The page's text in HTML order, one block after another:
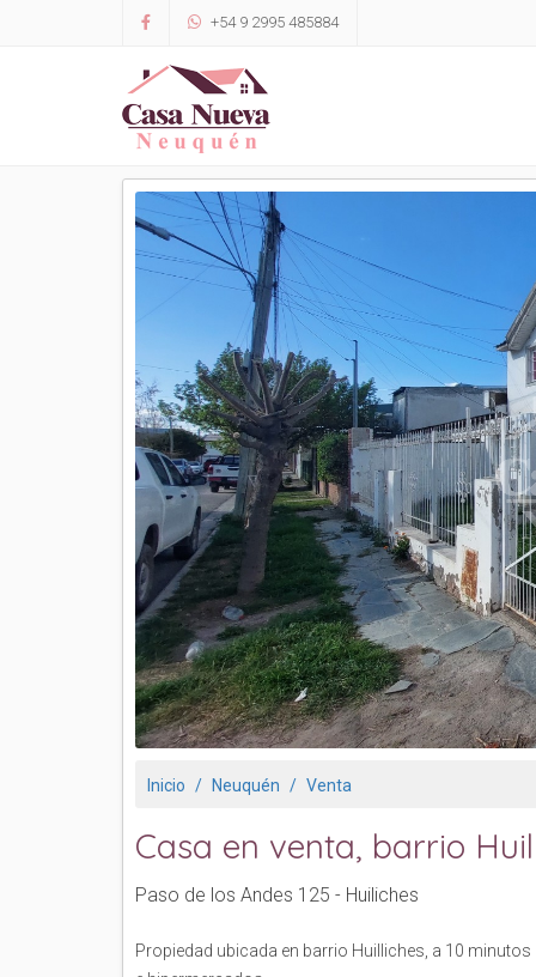
+54 9 2995 485884
Inicio Neuquén Venta
Casa en venta, barrio
Paso de los Andes 125 - Huiliches
Propiedad ubicada en barrio Huilliches, a 10